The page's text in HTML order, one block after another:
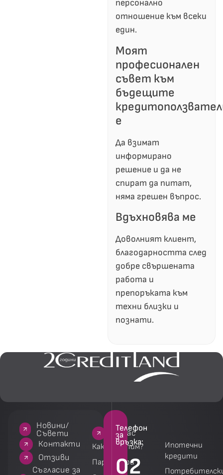
персонално
отношение към всеки
един.
Моят
професионален
съвет към
бъдещите
е
Да взимат
информирано
решение и да не
спират да питат,
няма грешен въпрос.
Вдъхновява ме
Доволният клиент,
благодарността след
добре свършената
работа и
препоръката към
техни близки и
познати.
Новини/
Съвети
Контакти
Отзиви
Съгласие за
За нас
За нас
Как работим?
Партньори
Ипотечни
кредити
Телефон
за
връзка:
02